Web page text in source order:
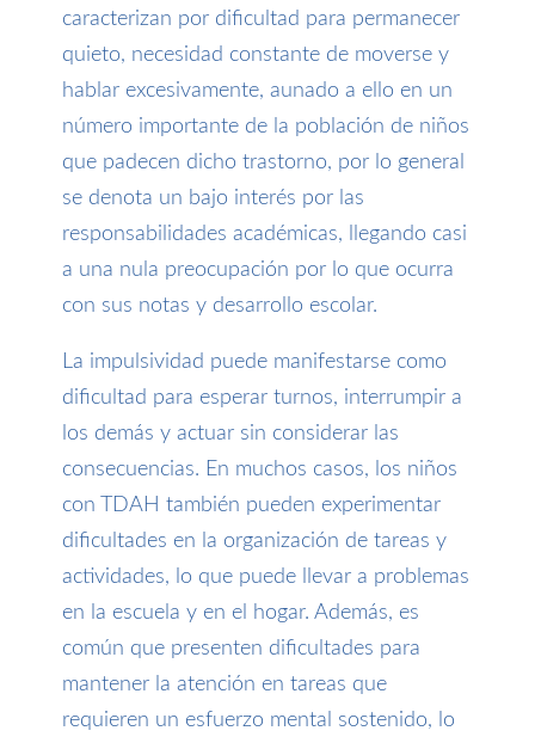
caracterizan por dificultad para permanecer
quieto, necesidad constante de moverse y
hablar excesivamente, aunado a ello en un
número importante de la población de niños
que padecen dicho trastorno, por lo general
se denota un bajo interés por las
responsabilidades académicas, llegando casi
a una nula preocupación por lo que ocurra
con sus notas y desarrollo escolar.
La impulsividad puede manifestarse como
dificultad para esperar turnos, interrumpir a
los demás y actuar sin considerar las
consecuencias. En muchos casos, los niños
con TDAH también pueden experimentar
dificultades en la organización de tareas y
actividades, lo que puede llevar a problemas
en la escuela y en el hogar. Además, es
común que presenten dificultades para
mantener la atención en tareas que
requieren un esfuerzo mental sostenido, lo